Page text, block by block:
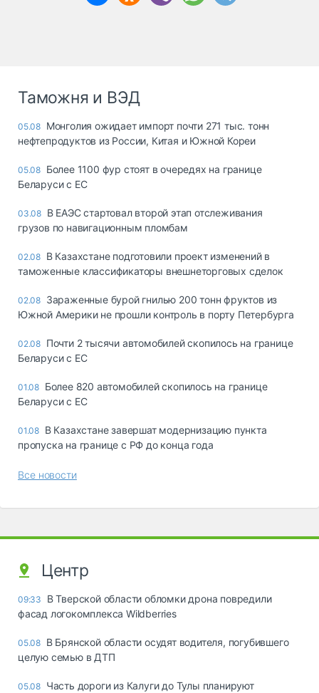
Таможня и ВЭД
05.08 Монголия ожидает импорт почти 271 тыс. тонн
нефтепродуктов из России, Китая и Южной Кореи
05.08 Более 1100 фур стоят в очередях на границе
Беларуси с ЕС
03.08 В ЕАЭС стартовал второй этап отслеживания
грузов по навигационным пломбам
02.08 В Казахстане подготовили проект изменений в
таможенные классификаторы внешнеторговых сделок
02.08 Зараженные бурой гнилью 200 тонн фруктов из
Южной Америки не прошли контроль в порту Петербурга
02.08 Почти 2 тысячи автомобилей скопилось на границе
Беларуси с ЕС
01.08 Более 820 автомобилей скопилось на границе
Беларуси с ЕС
01.08 В Казахстане завершат модернизацию пункта
пропуска на границе с РФ до конца года
Все новости
Центр
09:33
В Тверской области обломки дрона повредили
фасад логокомплекса Wildberries
05.08 В Брянской области осудят водителя, погубившего
целую семью в ДТП
05.08 Часть дороги из Калуги до Тулы планируют